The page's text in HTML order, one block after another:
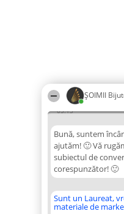
ŞOIMII
05:13
Bună, suntem
ajutăm! 🙂 Vă
subiectul de
corespunzător! 🙂
Sunt un Laureat,
materiale de